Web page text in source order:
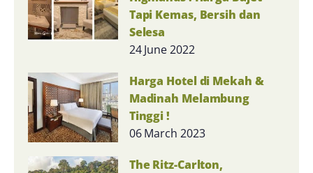
Tapi Kemas, Bersih dan
Selesa
24 June 2022
Harga Hotel di Mekah &
Madinah Melambung
Tinggi !
06 March 2023
The Ritz-Carlton,